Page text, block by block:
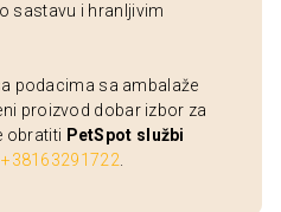
sastavu i hranljivim
podacima sa ambalaže
proizvod dobar izbor za
obratiti PetSpot službi
+38163291722